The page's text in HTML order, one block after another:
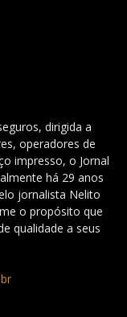
dirigida a
operadores de
impresso, o Jornal
há 29 anos
jornalista Nelito
o propósito que
qualidade a seus